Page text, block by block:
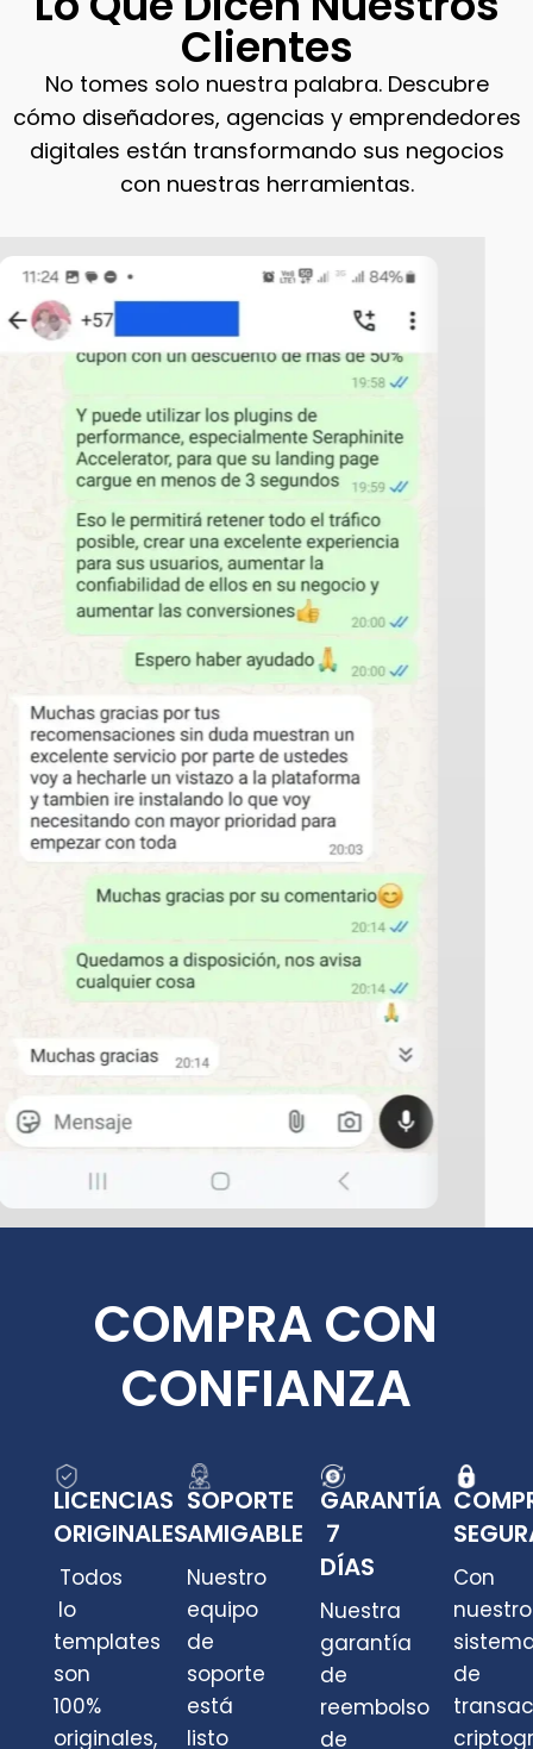
Clientes
No tomes solo nuestra palabra. Descubre
cómo diseñadores, agencias y emprendedores
digitales están transformando sus negocios
con nuestras herramientas.
COMPRA CON
CONFIANZA
LICENCIAS
ORIGINALES
Todos
lo
templates
son
100%
originales,
SOPORTE
AMIGABLE
Nuestro
equipo
de
soporte
está
listo
GARANTÍA
7
DÍAS
Nuestra
garantía
de
reembolso
de
Con
nuestro
de